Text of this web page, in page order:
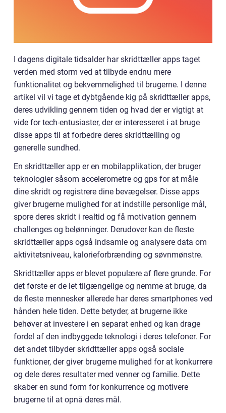
I dagens digitale tidsalder har skridttæller apps taget
verden med storm ved at tilbyde endnu mere
funktionalitet og bekvemmelighed til brugerne. I denne
artikel vil vi tage et dybtgående kig på skridttæller apps,
deres udvikling gennem tiden og hvad der er vigtigt at
vide for tech-entusiaster, der er interesseret i at bruge
disse apps til at forbedre deres skridttælling og
generelle sundhed.
En skridttæller app er en mobilapplikation, der bruger
teknologier såsom accelerometre og gps for at måle
dine skridt og registrere dine bevægelser. Disse apps
giver brugerne mulighed for at indstille personlige mål,
spore deres skridt i realtid og få motivation gennem
challenges og belønninger. Derudover kan de fleste
skridttæller apps også indsamle og analysere data om
aktivitetsniveau, kalorieforbrænding og søvnmønstre.
Skridttæller apps er blevet populære af flere grunde. For
det første er de let tilgængelige og nemme at bruge, da
de fleste mennesker allerede har deres smartphones ved
hånden hele tiden. Dette betyder, at brugerne ikke
behøver at investere i en separat enhed og kan drage
fordel af den indbyggede teknologi i deres telefoner. For
det andet tilbyder skridttæller apps også sociale
funktioner, der giver brugerne mulighed for at konkurrere
og dele deres resultater med venner og familie. Dette
skaber en sund form for konkurrence og motivere
brugerne til at opnå deres mål.